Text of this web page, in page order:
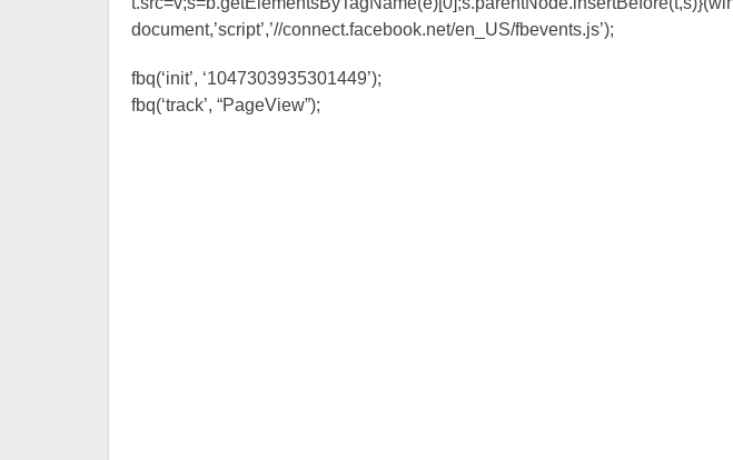
document,’script’,’//connect.facebook.net/en_US/fbevents.js’);
fbq(‘init’, ‘1047303935301449’);
fbq(‘track’, “PageView”);